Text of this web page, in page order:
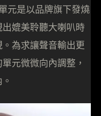
元是以品牌旗下發燒
媲美聆聽大喇叭時
為求讓聲音輸出更
元微微向內調整，